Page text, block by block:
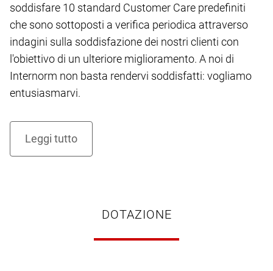
soddisfare 10 standard Customer Care predefiniti
che sono sottoposti a verifica periodica attraverso
indagini sulla soddisfazione dei nostri clienti con
l'obiettivo di un ulteriore miglioramento. A noi di
Internorm non basta rendervi soddisfatti: vogliamo
entusiasmarvi.
DOTAZIONE